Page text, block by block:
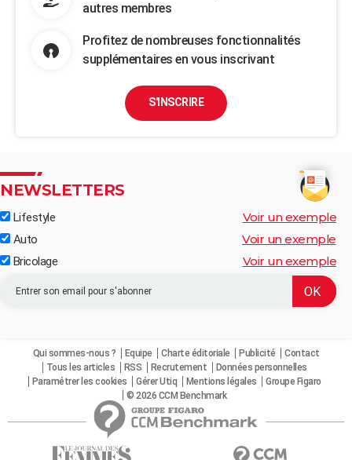
autres membres
Profitez de nombreuses fonctionnalités
supplémentaires en vous inscrivant
S'INSCRIRE
NEWSLETTERS
Lifestyle Voir un exemple
Auto Voir un exemple
Bricolage Voir un exemple
Qui sommes-nous ? Equipe Charte éditoriale Publicité
Contact
Tous les articles
RSS Recrutement
Données personnelles
Paramétrer les cookies
Gérer Utiq Mentions légales
Groupe Figaro
© 2026 CCM Benchmark